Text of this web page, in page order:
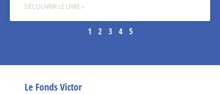
DÉCOUVRIR LE LIVRE »
1 2 3 4 5
Le Fonds Victor